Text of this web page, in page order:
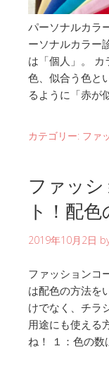
パーソナルカラ
ーソナルカラー
は「個人」。 カ
色、似合う色と
るように「赤が
カテゴリー: ファ
ファッ
ト！配
2019年10月2日
ファッションコ
は配色の方法を
けでなく、チラ
用途にも使える
ね！ １：色の